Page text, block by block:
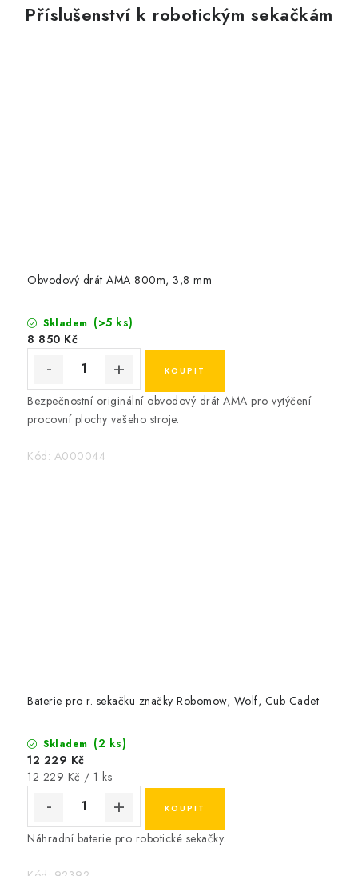
Příslušenství k robotickým sekačkám
Obvodový drát AMA 800m, 3,8 mm
Skladem (>5 ks)
8 850 Kč
Bezpečnostní originální obvodový drát AMA pro vytýčení
procovní plochy vašeho stroje.
Kód: A000044
Baterie pro r. sekačku značky Robomow, Wolf, Cub Cadet
Skladem (2 ks)
12 229 Kč
Měrná
12 229 Kč / 1 ks
Náhradní baterie pro robotické sekačky.